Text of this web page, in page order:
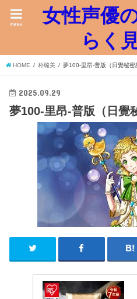
女性声優
らく
menu
HOME 朴璐美 夢100-里昂-普版（日覺秘
2025.09.29
夢100-里昂-普版（日覺